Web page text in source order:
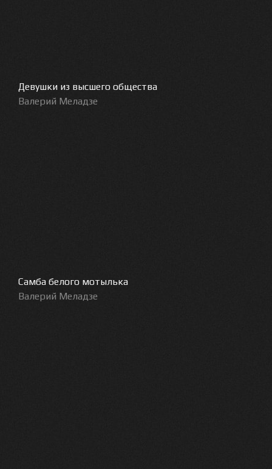
Девушки из высшего общества
Валерий Меладзе
Самба белого мотылька
Валерий Меладзе